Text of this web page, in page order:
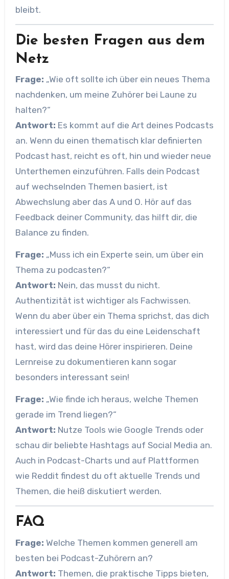
bleibt.
Die besten Fragen aus dem
Netz
Frage: „Wie oft sollte ich über ein neues Thema
nachdenken, um meine Zuhörer bei Laune zu
halten?“
Antwort: Es kommt auf die Art deines Podcasts
an. Wenn du einen thematisch klar definierten
Podcast hast, reicht es oft, hin und wieder neue
Unterthemen einzuführen. Falls dein Podcast
auf wechselnden Themen basiert, ist
Abwechslung aber das A und O. Hör auf das
Feedback deiner Community, das hilft dir, die
Balance zu finden.
Frage: „Muss ich ein Experte sein, um über ein
Thema zu podcasten?“
Antwort: Nein, das musst du nicht.
Authentizität ist wichtiger als Fachwissen.
Wenn du aber über ein Thema sprichst, das dich
interessiert und für das du eine Leidenschaft
hast, wird das deine Hörer inspirieren. Deine
Lernreise zu dokumentieren kann sogar
besonders interessant sein!
Frage: „Wie finde ich heraus, welche Themen
gerade im Trend liegen?“
Antwort: Nutze Tools wie Google Trends oder
schau dir beliebte Hashtags auf Social Media an.
Auch in Podcast-Charts und auf Plattformen
wie Reddit findest du oft aktuelle Trends und
Themen, die heiß diskutiert werden.
FAQ
Frage: Welche Themen kommen generell am
besten bei Podcast-Zuhörern an?
Antwort: Themen, die praktische Tipps bieten,